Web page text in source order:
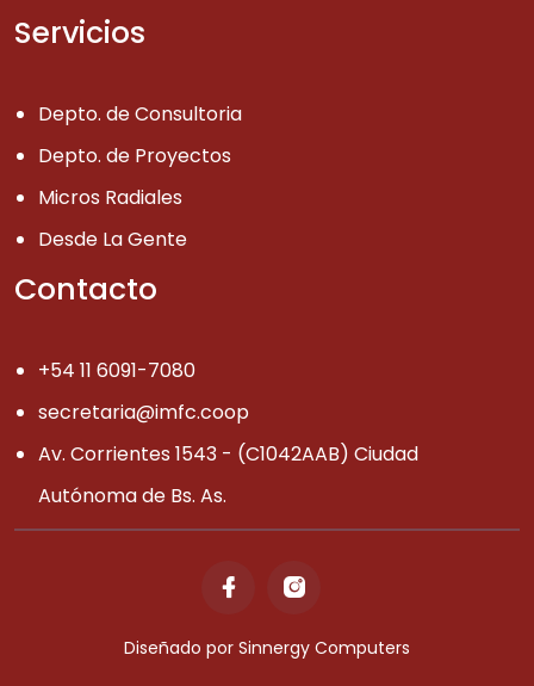
Servicios
Depto. de Consultoria
Depto. de Proyectos
Micros Radiales
Desde La Gente
Contacto
+54 11 6091-7080
secretaria@imfc.coop
Av. Corrientes 1543 - (C1042AAB) Ciudad
Autónoma de Bs. As.
Diseñado por Sinnergy Computers